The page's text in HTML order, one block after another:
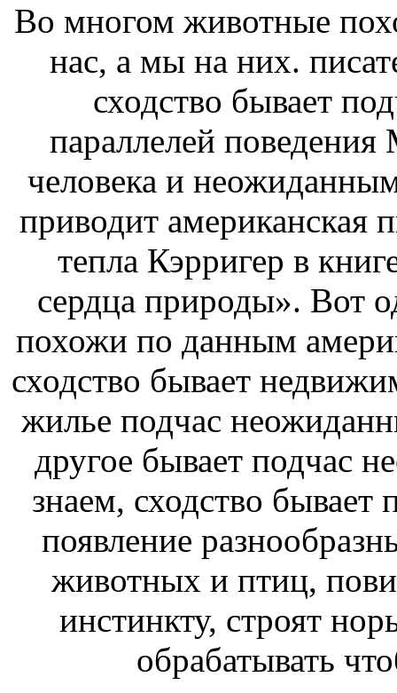
Во многом животные
нас, а мы на них.
сходство бывает
параллелей поведения
человека и
приводит американская
тепла Кэрригер в
сердца природы». Вот
похожи по данным
сходство бывает
жилье подчас
другое бывает подчас
знаем, сходство бывает
появление
животных и птиц,
инстинкту, строят
обрабатывать